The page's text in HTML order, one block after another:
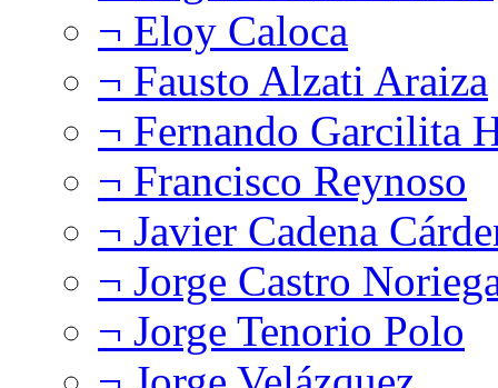
¬ Eloy Caloca
¬ Fausto Alzati Araiza
¬ Fernando Garcilita
¬ Francisco Reynoso
¬ Javier Cadena
¬ Jorge Castro
¬ Jorge Tenorio Polo